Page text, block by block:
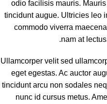
odio facilisis mauris.
tincidunt augue. Ultricies leo
commodo viverra
nam at
Ullamcorper velit sed
eget egestas. Ac auctor
tincidunt arcu non sodales
nunc id cursus metus.